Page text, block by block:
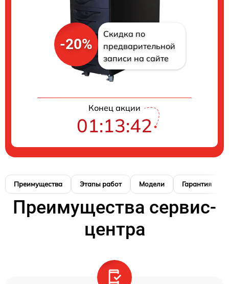
-20%
Скидка по
предварительной
записи на сайте
Конец акции
01:13:41
Преимущества Этапы работ Модели Гарантия
Преимущества сервис-
центра